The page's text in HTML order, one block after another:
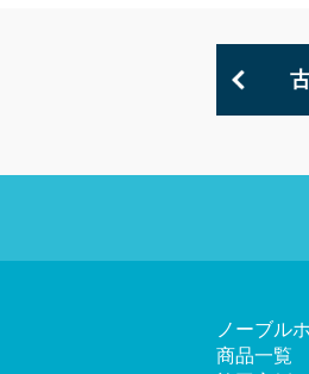
ノーブル
商品一覧